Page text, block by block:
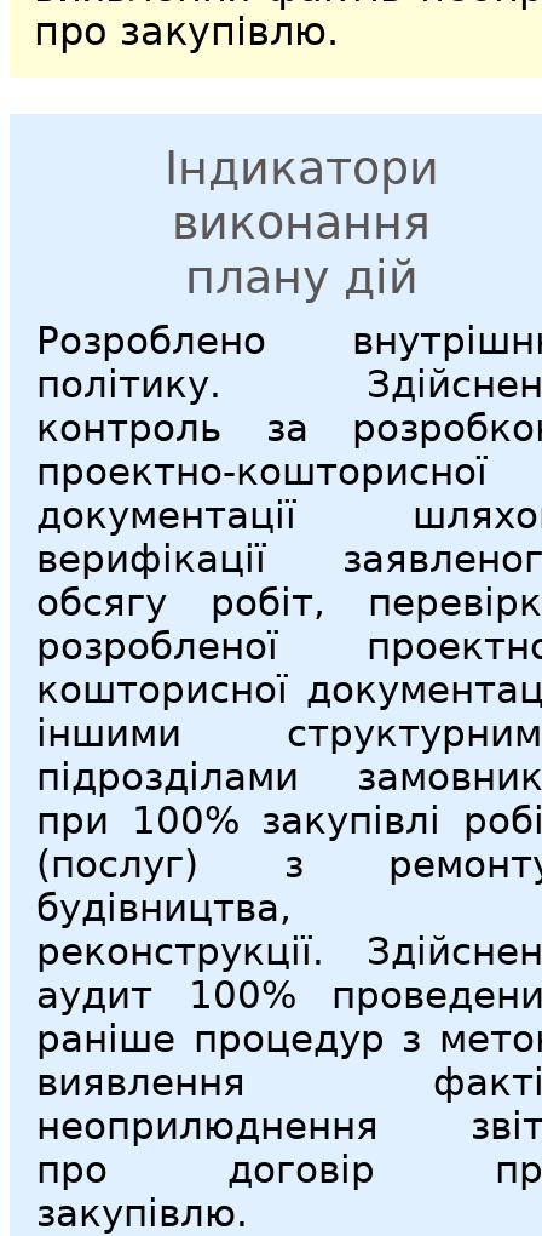
про закупівлю.
Індикатори
виконання
плану дій
Розроблено
політику.
контроль за
проектно-кошторисної
документації
верифікації
обсягу робіт,
розробленої
кошторисної
іншими
підрозділами
при 100% закупівлі
(послуг) з
будівництва,
реконструкції.
аудит 100%
раніше процедур з
виявлення
неоприлюднення
про договір
закупівлю.